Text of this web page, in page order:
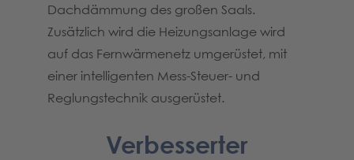
Dachdämmung des großen Saals.
Zusätzlich wird die Heizungsanlage wird
auf das Fernwärmenetz umgerüstet, mit
einer intelligenten Mess-Steuer- und
Reglungstechnik ausgerüstet.
Verbesserter